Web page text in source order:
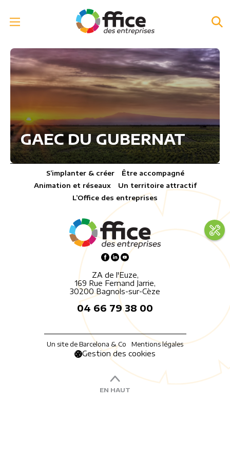
GAEC DU GUBERNAT
S’implanter & créer
Être accompagné
Animation et réseaux
Un territoire attractif
L’Office des entreprises
ZA de l'Euze,
169 Rue Fernand Jarrie,
30200 Bagnols-sur-Cèze
04 66 79 38 00
Un site de Barcelona & Co Mentions légales
Gestion des cookies
EN HAUT